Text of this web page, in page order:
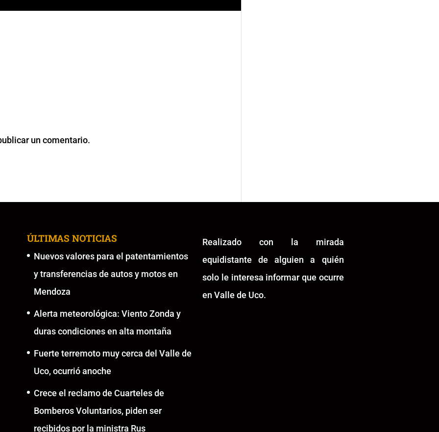
un comentario.
ÚLTIMAS NOTICIAS
Nuevos valores para el patentamientos
y transferencias de autos y motos en
Mendoza
Alerta meteorológica: Viento Zonda y
duras condiciones en alta montaña
Fuerte terremoto muy cerca del Valle de
Uco, ocurrió anoche
Crece el reclamo de Cuarteles de
Bomberos Voluntarios, piden ser
recibidos por la ministra Rus
Realizado con la mirada
equidistante de alguien a quién
solo le interesa informar que ocurre
en Valle de Uco.